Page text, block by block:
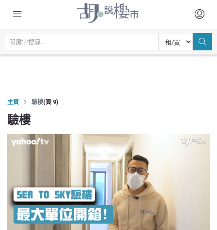
主頁 驗樓(頁 9)
驗樓